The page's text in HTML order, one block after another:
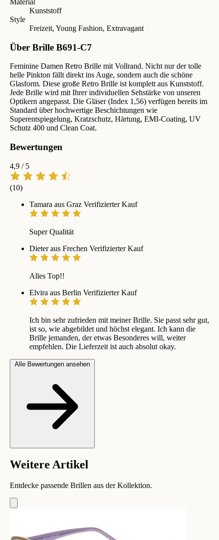
Kunststoff
Style
Freizeit, Young Fashion, Extravagant
Über Brille B691-C7
Feminine Damen Retro Brille mit Vollrand. Nicht nur der tolle
helle Pinkton fällt direkt ins Auge, sondern auch die schöne
Glasform. Diese große Retro Brille ist komplett aus Kunststoff.
Jede Brille wird mit Ihrer individuellen Sehstärke von unseren
Optikern angepasst. Die Gläser (Index 1,56) verfügen bereits im
Standard über hochwertige Beschichtungen wie
Superentspiegelung, Kratzschutz, Härtung, EMI-Coating, UV
Schutz 400 und Clean Coat.
Bewertungen
4,9 / 5
(10)
Tamara aus Graz Verifizierter Kauf
Super Qualität
Dieter aus Frechen Verifizierter Kauf
Alles Top!!
Elvira aus Berlin Verifizierter Kauf
Ich bin sehr zufrieden mit meiner Brille. Sie passt sehr gut,
ist so, wie abgebildet und höchst elegant. Ich kann die
Brille jemanden, der etwas Besonderes will, weiter
empfehlen. Die Lieferzeit ist auch absolut okay.
Alle Bewertungen ansehen
Weitere Artikel
Entdecke passende Brillen aus der Kollektion.